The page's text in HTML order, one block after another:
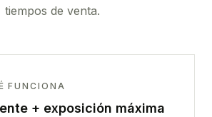
tiempos de venta.
FUNCIONA
+ exposición máxima